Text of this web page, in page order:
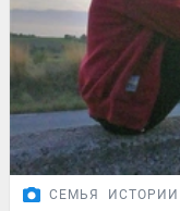
СЕМЬЯ ИСТОРИИ